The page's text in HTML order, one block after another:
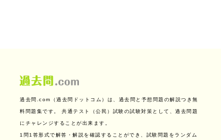
過去問.com（過去問ドットコム）は、過去問と予想問題の解説つき無
料問題集です。 共通テスト（公民）試験の試験対策として、過去問題
にチャレンジすることが出来ます。
1問1答形式で解答・解説を確認することができ、試験問題をランダム